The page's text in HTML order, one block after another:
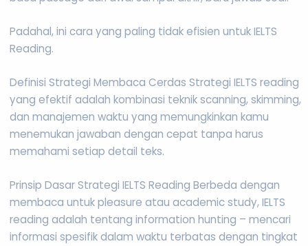
Padahal, ini cara yang paling tidak efisien untuk IELTS
Reading.
Definisi Strategi Membaca Cerdas Strategi IELTS reading
yang efektif adalah kombinasi teknik scanning, skimming,
dan manajemen waktu yang memungkinkan kamu
menemukan jawaban dengan cepat tanpa harus
memahami setiap detail teks.
Prinsip Dasar Strategi IELTS Reading Berbeda dengan
membaca untuk pleasure atau academic study, IELTS
reading adalah tentang information hunting – mencari
informasi spesifik dalam waktu terbatas dengan tingkat